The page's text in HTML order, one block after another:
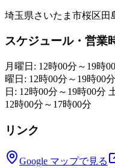
埼玉県さいたま市桜区田
スケジュール・営業
月曜日: 12時00分～19時
曜日: 12時00分～19時00
日: 12時00分～19時00分
12時00分～17時00分
リンク
Google マップで見る